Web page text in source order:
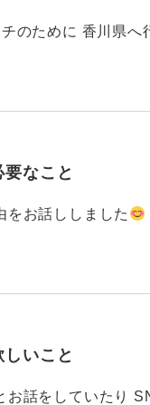
のために 香川県へ
なこと
お話ししました
いこと
話をしていたり